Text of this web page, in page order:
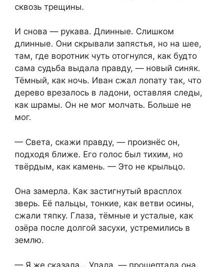
сквозь трещины.
И снова — рукава. Длинные. Слишком
длинные. Они скрывали запястья, но на шее,
там, где воротник чуть отогнулся, как будто
сама судьба выдала правду, — новый синяк.
Тёмный, как ночь. Иван сжал лопату так, что
дерево врезалось в ладони, оставляя следы,
как шрамы. Он не мог молчать. Больше не
мог.
— Света, скажи правду, — произнёс он,
подходя ближе. Его голос был тихим, но
твёрдым, как камень. — Это не крыльцо.
Она замерла. Как застигнутый врасплох
зверь. Её пальцы, тонкие, как ветви осины,
сжали тяпку. Глаза, тёмные и усталые, как
озёра после долгой засухи, устремились в
землю.
— Я же сказала… Упала, — прошептала она.